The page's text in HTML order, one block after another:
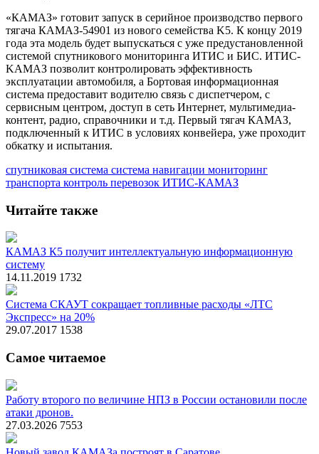
«КАМАЗ» готовит запуск в серийное производство первого
тягача КАМАЗ-54901 из нового семейства K5. К концу 2019
года эта модель будет выпускаться с уже предустановленной
системой спутникового мониторинга ИТИС и БИС. ИТИС-
KAMAЗ позволит контролировать эффективность
эксплуатации автомобиля, а Бортовая информационная
система предоставит водителю связь с диспетчером, с
сервисным центром, доступ в сеть Интернет, мультимедиа-
контент, радио, справочники и т.д. Первый тягач КАМАЗ,
подключенный к ИТИС в условиях конвейера, уже проходит
обкатку и испытания.
спутниковая система система навигации мониторинг
транспорта контроль перевозок ИТИС-КАМАЗ
Читайте также
КАМАЗ К5 получит интеллектуальную информационную
систему
14.11.2019 1732
Система СКАУТ сокращает топливные расходы «ЛТС
Экспресс» на 20%
29.07.2017 1538
Самое читаемое
Работу второго по величине НПЗ в России остановили после
атаки дронов.
27.03.2026 7553